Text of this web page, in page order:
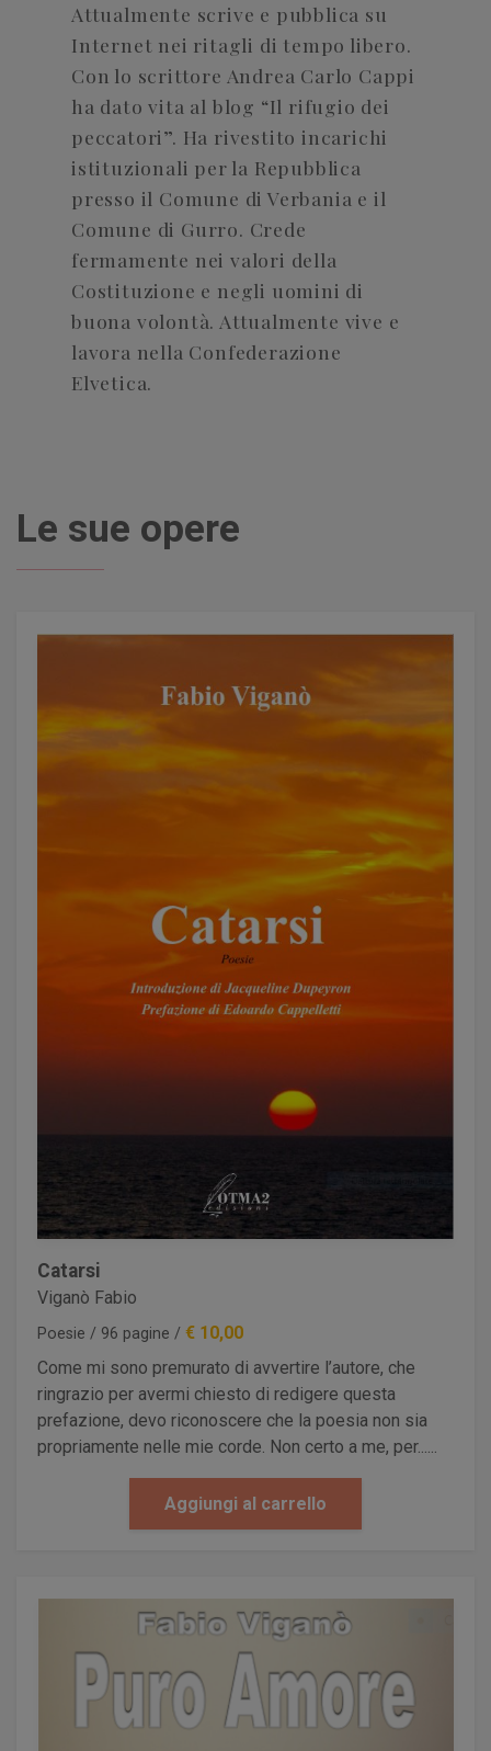
Attualmente scrive e pubblica su
Internet nei ritagli di tempo libero.
Con lo scrittore Andrea Carlo Cappi
ha dato vita al blog “Il rifugio dei
peccatori”. Ha rivestito incarichi
istituzionali per la Repubblica
presso il Comune di Verbania e il
Comune di Gurro. Crede
fermamente nei valori della
Costituzione e negli uomini di
buona volontà. Attualmente vive e
lavora nella Confederazione
Elvetica.
Le sue opere
Catarsi
Viganò Fabio
Poesie / 96 pagine /€ 10,00
Come mi sono premurato di avvertire l’autore, che
ringrazio per avermi chiesto di redigere questa
prefazione, devo riconoscere che la poesia non sia
propriamente nelle mie corde. Non certo a me, per......
Aggiungi al carrello